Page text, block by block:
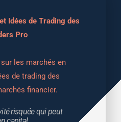
Idées de Trading des
Pro
les marchés en
de trading des
financier.
risquée qui peut